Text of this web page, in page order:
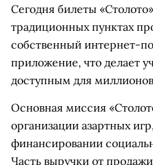
Сегодня билеты
традиционных пунктах
собственный интернет-
приложение, что делает
доступным для
Основная миссия
организации азартных
финансировании
Часть выручки от